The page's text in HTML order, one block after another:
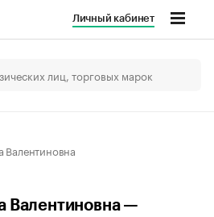
Личный кабинет
Валентиновна —